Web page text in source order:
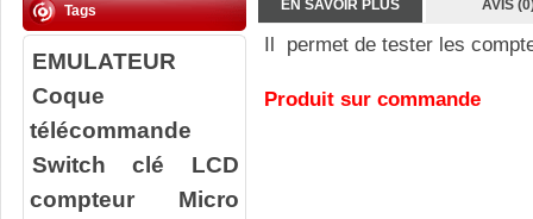
Tags
EMULATEUR
Coque
télécommande
Switch clé
LCD
compteur
Micro
EN SAVOIR PLUS AVIS
Il permet de tester les
Produit sur commande